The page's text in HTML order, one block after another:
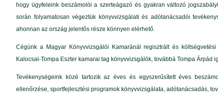
hogy ügyfeleink beszámolói a szerteágazó és gyakran változó
során folyamatosan végeztük könyvvizsgálati és adótanácsadói
ahonnan az ország jelentős része könnyen elérhető.
Cégünk a Magyar Könyvvizsgálói Kamaránál regisztrált és
Kalocsai-Tompa Eszter kamarai tag könyvvizsgálók, továbbá Tompa
Tevékenységeink közé tartozik az éves és egyszerűsített éves
ellenőrzése, sportfejlesztési programok könyvvizsgálata, adótanácsadás,